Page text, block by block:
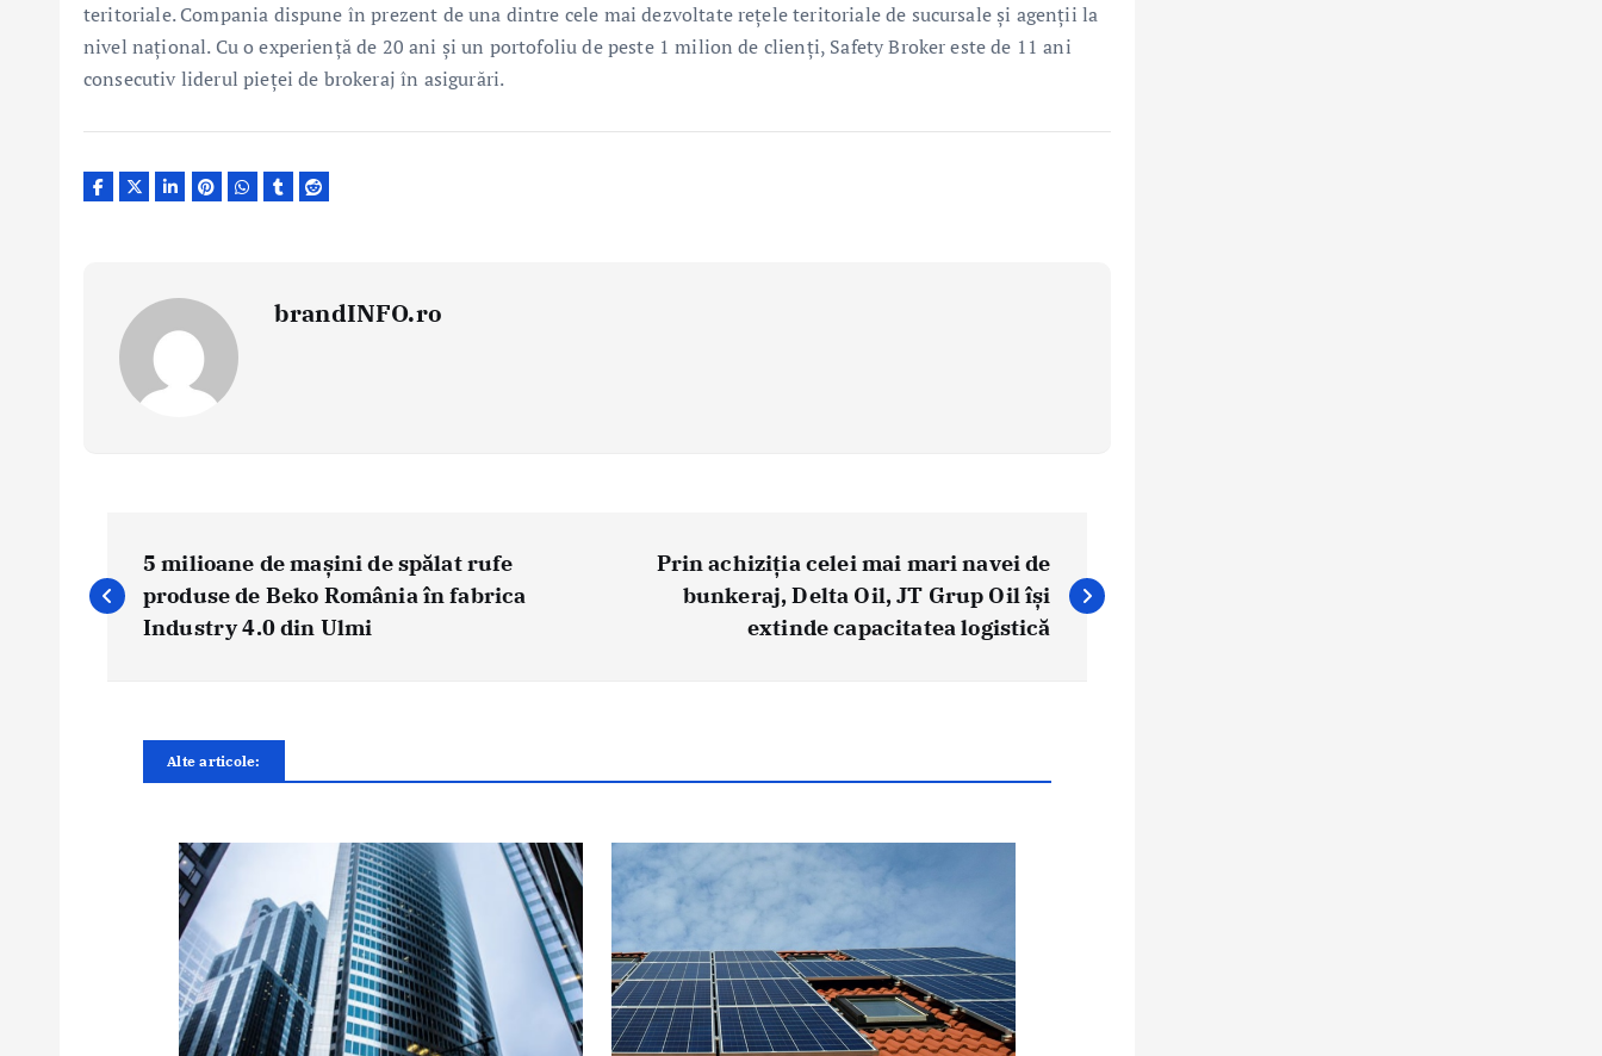
teritoriale. Compania dispune în prezent de una dintre cele mai dezvoltate reţele teritoriale de sucursale şi agenţii la
nivel naţional. Cu o experienţă de 20 ani şi un portofoliu de peste 1 milion de clienţi, Safety Broker este de 11 ani
consecutiv liderul pieţei de brokeraj în asigurări.
brandINFO.ro
v
5 milioane de mașini de spălat rufe
produse de Beko România în fabrica
Industry 4.0 din Ulmi
Prin achiziția celei mai mari navei de
bunkeraj, Delta Oil, JT Grup Oil își
extinde capacitatea logistică
Alte articole: